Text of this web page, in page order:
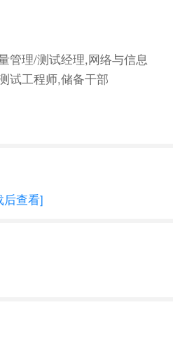
管理/测试经理,网络与信息
试工程师,储备干部
后查看]